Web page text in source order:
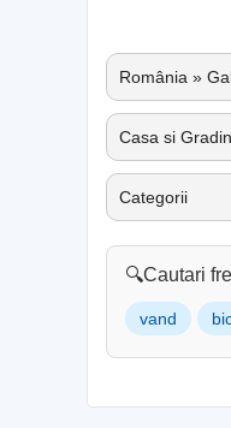
România »
Casa si
Categorii
🔍Cautari
vand